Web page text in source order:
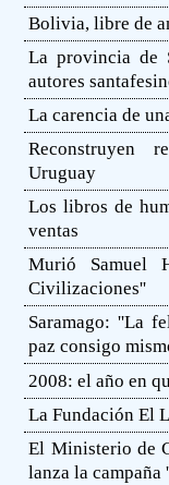
Bolivia, libre de
La provincia de
autores
La carencia de
Reconstruyen
Uruguay
Los libros de
ventas
Murió Samuel
Civilizaciones''
Saramago: ''La
paz consigo
2008: el año en
La Fundación El
El Ministerio de
lanza la